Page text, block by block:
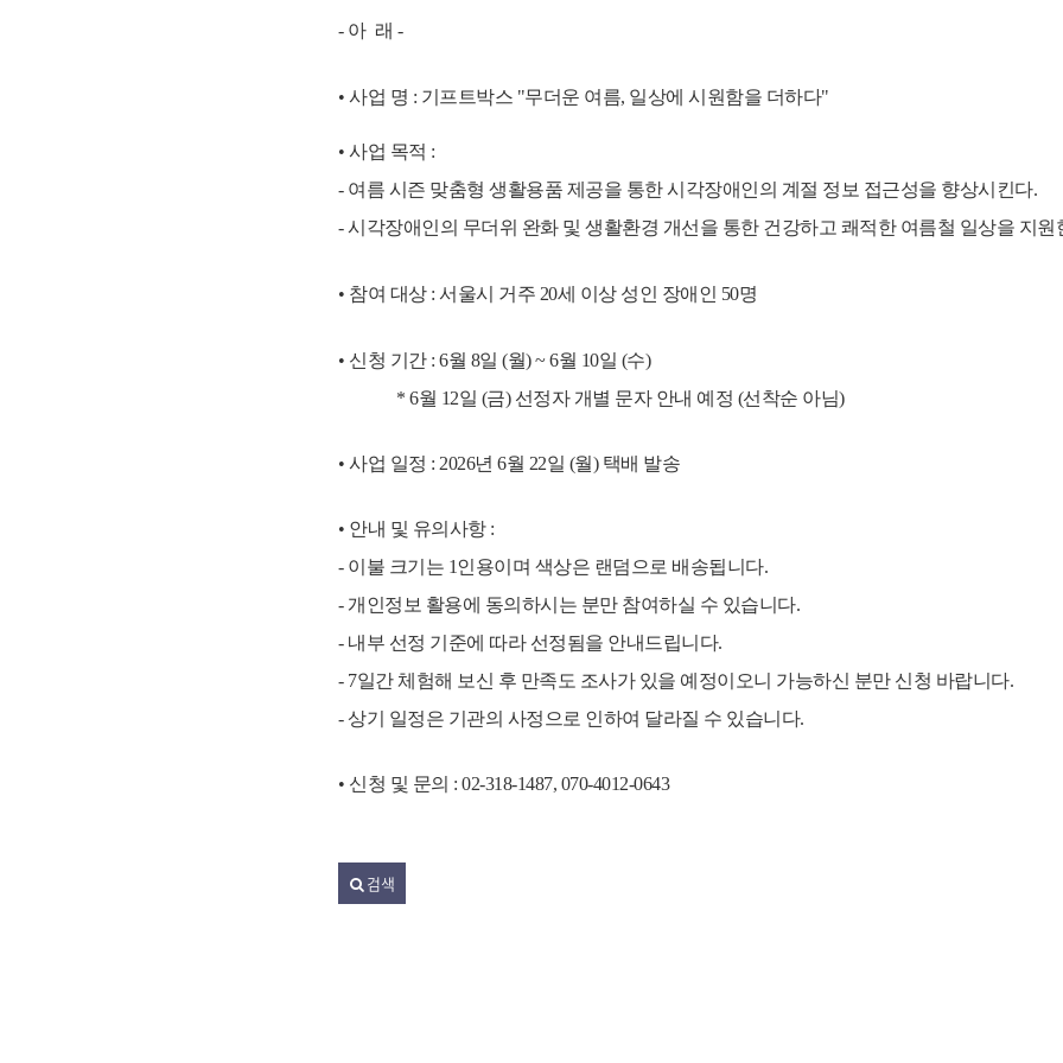
- 아 래 -
• 사업 명 : 기프트박스 "무더운 여름, 일상에 시원함을 더하다"
• 사업 목적 :
- 여름 시즌 맞춤형 생활용품 제공을 통한 시각장애인의 계절 정보 접근성을 향상시킨다.
- 시각장애인의 무더위 완화 및 생활환경 개선을 통한 건강하고 쾌적한 여름철 일상을 지원
• 참여 대상: 서울시 거주 20세 이상 성인 장애인 50명
• 신청 기간 : 6월 8일 (월) ~ 6월 10일 (수)
* 6월 12일 (금) 선정자 개별 문자 안내 예정 (선착순 아님)
• 사업 일정 : 2026년 6월 22일 (월) 택배 발송
• 안내 및 유의사항 :
- 이불 크기는 1인용이며 색상은 랜덤으로 배송됩니다.
- 개인정보 활용에 동의하시는 분만 참여하실 수 있습니다.
- 내부 선정 기준에 따라 선정됨을 안내드립니다.
- 7일간 체험해 보신 후 만족도 조사가 있을 예정이오니 가능하신 분만 신청 바랍니다.
- 상기 일정은 기관의 사정으로 인하여 달라질 수 있습니다.
• 신청 및 문의 : 02-318-1487, 070-4012-0643
검색